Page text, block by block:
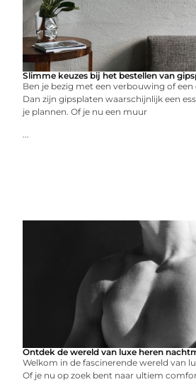
Slimme keuzes bij het bestellen van
Ben je bezig met een verbouwing of
Dan zijn gipsplaten waarschijnlijk een
je plannen. Of je nu een muur
...
Ontdek de wereld van luxe heren
Welkom in de fascinerende wereld van
Of je nu op zoek bent naar ultiem